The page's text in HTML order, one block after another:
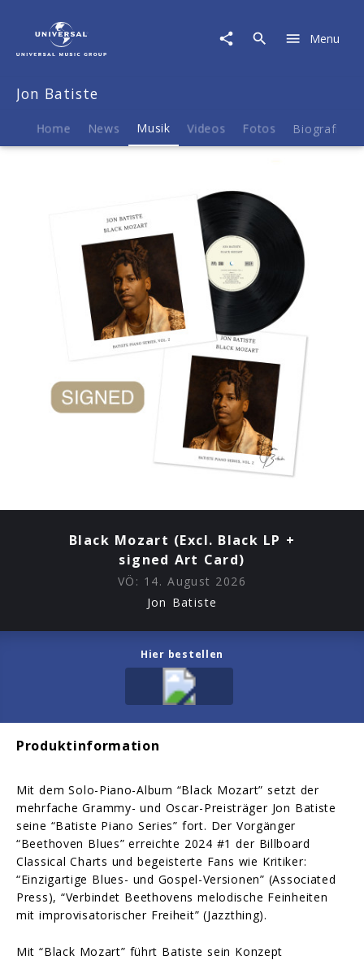
Musik
Black
Black
Menu
Jon Batiste
Home News Musik Videos Fotos Biografie
Black Mozart (Excl. Black LP +
signed Art Card)
VÖ: 14. August 2026
Jon Batiste
Hier bestellen
Produktinformation
Mit dem Solo-Piano-Album “Black Mozart” setzt der
mehrfache Grammy- und Oscar-Preisträger Jon Batiste
seine “Batiste Piano Series” fort. Der Vorgänger
“Beethoven Blues” erreichte 2024 #1 der Billboard
Classical Charts und begeisterte Fans wie Kritiker:
“Einzigartige Blues- und Gospel-Versionen” (Associated
Press), “Verbindet Beethovens melodische Feinheiten
mit improvisatorischer Freiheit” (Jazzthing).
Mit “Black Mozart” führt Batiste sein Konzept